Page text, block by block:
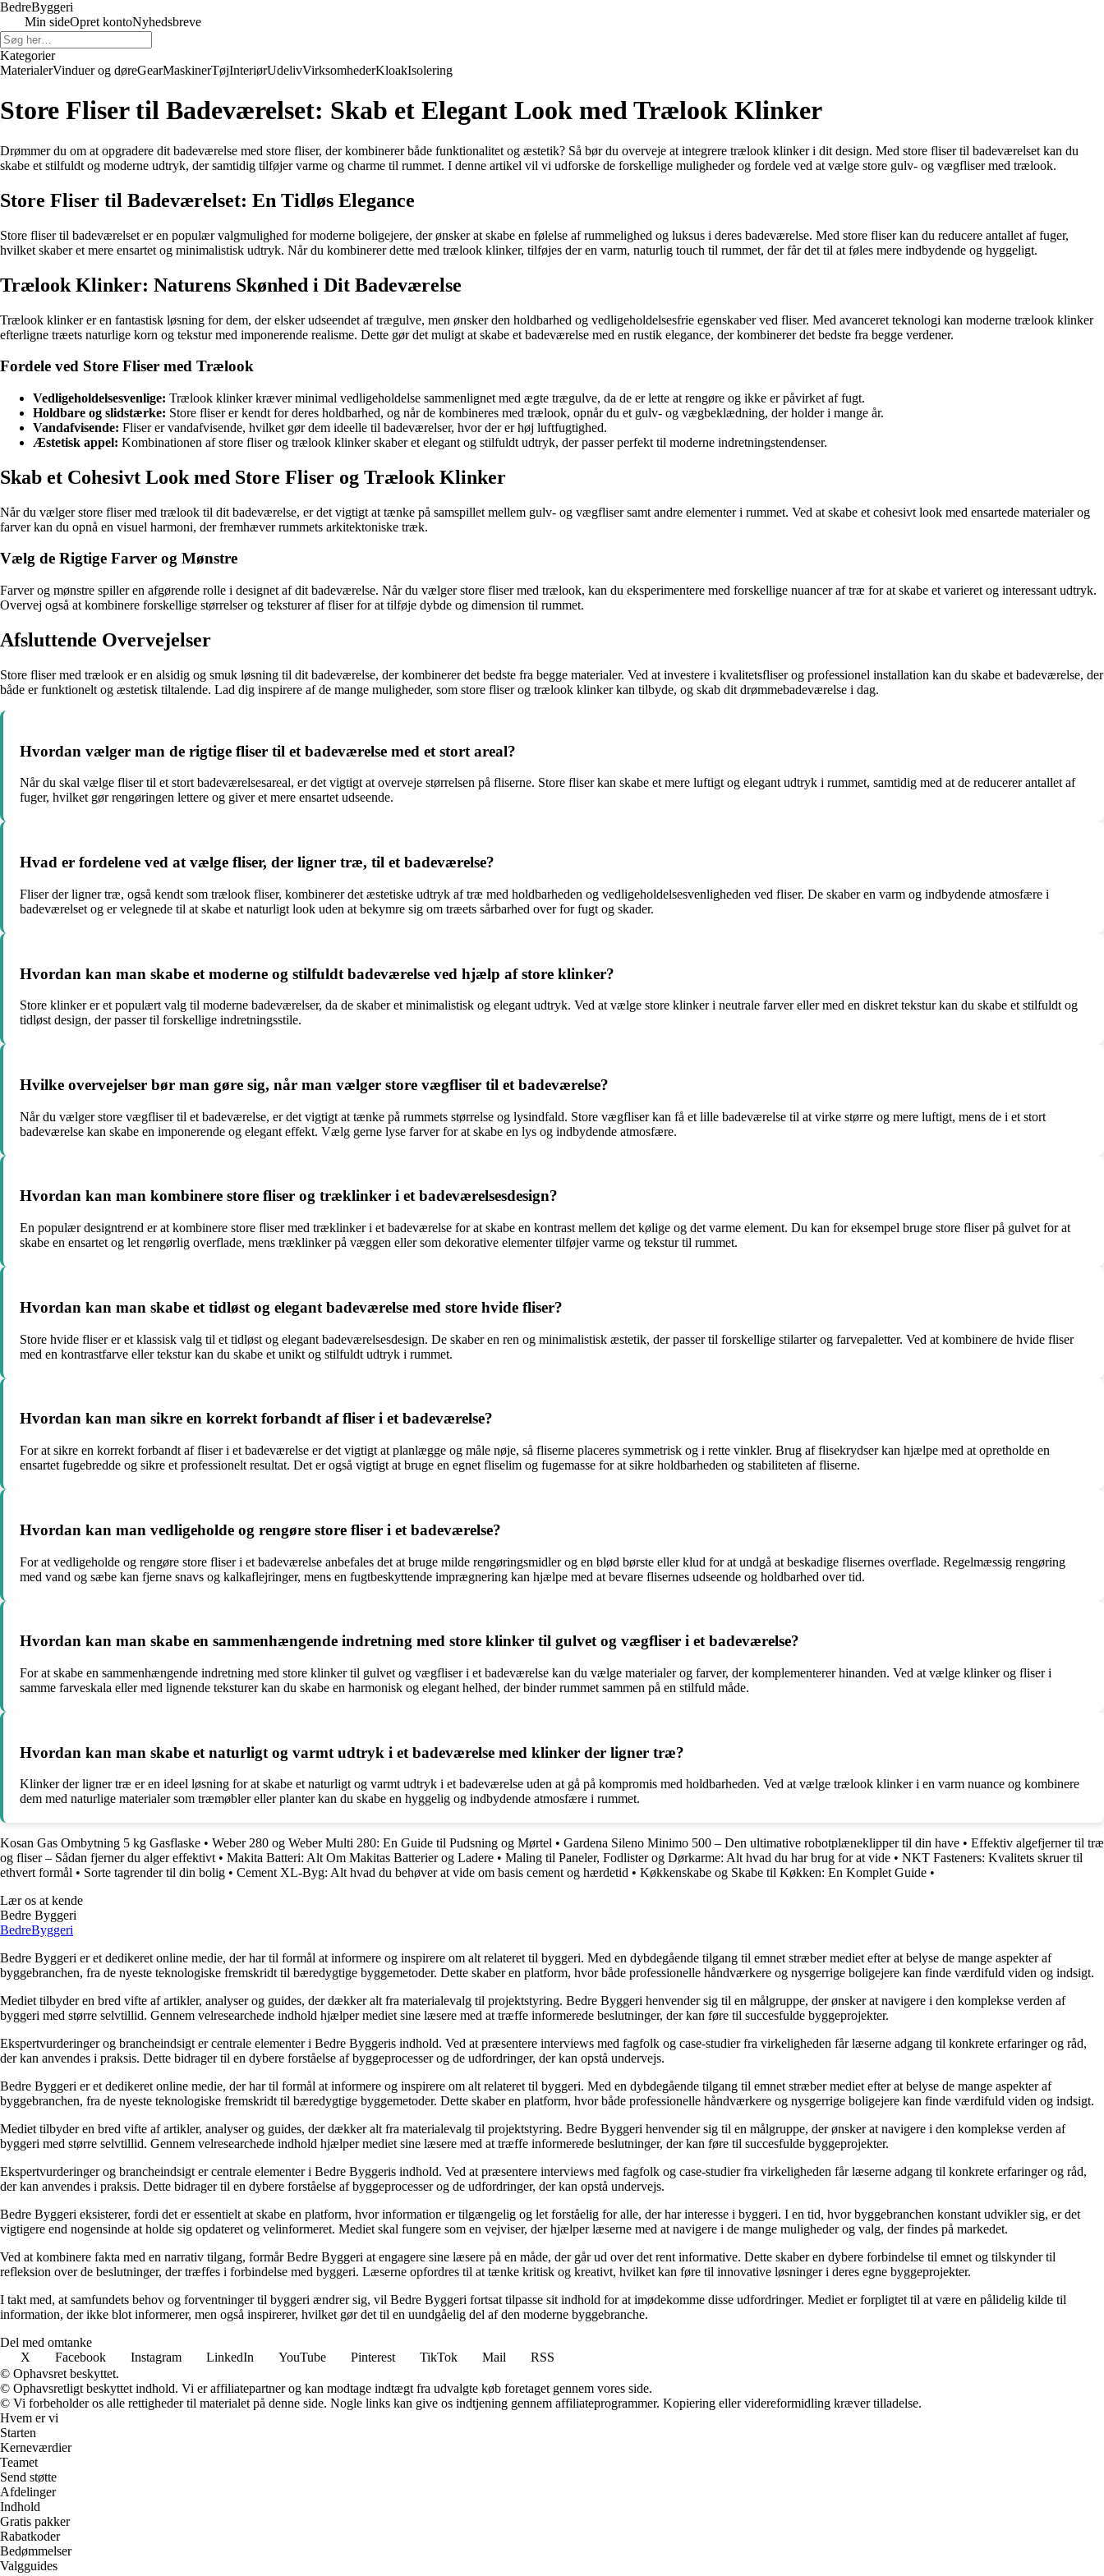
BedreByggeri
Min sideOpret kontoNyhedsbreve
Kategorier
MaterialerVinduer og døreGearMaskinerTøjInteriørUdelivVirksomhederKloakIsolering
Store Fliser til Badeværelset: Skab et Elegant Look med Trælook Klinker
Drømmer du om at opgradere dit badeværelse med store fliser, der kombinerer både funktionalitet og æstetik? Så bør du overveje at integrere trælook klinker i dit design. Med store fliser til badeværelset kan du
skabe et stilfuldt og moderne udtryk, der samtidig tilføjer varme og charme til rummet. I denne artikel vil vi udforske de forskellige muligheder og fordele ved at vælge store gulv- og vægfliser med trælook.
Store Fliser til Badeværelset: En Tidløs Elegance
Store fliser til badeværelset er en populær valgmulighed for moderne boligejere, der ønsker at skabe en følelse af rummelighed og luksus i deres badeværelse. Med store fliser kan du reducere antallet af fuger,
hvilket skaber et mere ensartet og minimalistisk udtryk. Når du kombinerer dette med trælook klinker, tilføjes der en varm, naturlig touch til rummet, der får det til at føles mere indbydende og hyggeligt.
Trælook Klinker: Naturens Skønhed i Dit Badeværelse
Trælook klinker er en fantastisk løsning for dem, der elsker udseendet af trægulve, men ønsker den holdbarhed og vedligeholdelsesfrie egenskaber ved fliser. Med avanceret teknologi kan moderne trælook klinker
efterligne træets naturlige korn og tekstur med imponerende realisme. Dette gør det muligt at skabe et badeværelse med en rustik elegance, der kombinerer det bedste fra begge verdener.
Fordele ved Store Fliser med Trælook
Vedligeholdelsesvenlige: Trælook klinker kræver minimal vedligeholdelse sammenlignet med ægte trægulve, da de er lette at rengøre og ikke er påvirket af fugt.
Holdbare og slidstærke: Store fliser er kendt for deres holdbarhed, og når de kombineres med trælook, opnår du et gulv- og vægbeklædning, der holder i mange år.
Vandafvisende: Fliser er vandafvisende, hvilket gør dem ideelle til badeværelser, hvor der er høj luftfugtighed.
Æstetisk appel: Kombinationen af store fliser og trælook klinker skaber et elegant og stilfuldt udtryk, der passer perfekt til moderne indretningstendenser.
Skab et Cohesivt Look med Store Fliser og Trælook Klinker
Når du vælger store fliser med trælook til dit badeværelse, er det vigtigt at tænke på samspillet mellem gulv- og vægfliser samt andre elementer i rummet. Ved at skabe et cohesivt look med ensartede materialer og
farver kan du opnå en visuel harmoni, der fremhæver rummets arkitektoniske træk.
Vælg de Rigtige Farver og Mønstre
Farver og mønstre spiller en afgørende rolle i designet af dit badeværelse. Når du vælger store fliser med trælook, kan du eksperimentere med forskellige nuancer af træ for at skabe et varieret og interessant udtryk.
Overvej også at kombinere forskellige størrelser og teksturer af fliser for at tilføje dybde og dimension til rummet.
Afsluttende Overvejelser
Store fliser med trælook er en alsidig og smuk løsning til dit badeværelse, der kombinerer det bedste fra begge materialer. Ved at investere i kvalitetsfliser og professionel installation kan du skabe et badeværelse, der
både er funktionelt og æstetisk tiltalende. Lad dig inspirere af de mange muligheder, som store fliser og trælook klinker kan tilbyde, og skab dit drømmebadeværelse i dag.
Hvordan vælger man de rigtige fliser til et badeværelse med et stort areal?
Når du skal vælge fliser til et stort badeværelsesareal, er det vigtigt at overveje størrelsen på fliserne. Store fliser kan skabe et mere luftigt og elegant udtryk i rummet, samtidig med at de reducerer antallet af
fuger, hvilket gør rengøringen lettere og giver et mere ensartet udseende.
Hvad er fordelene ved at vælge fliser, der ligner træ, til et badeværelse?
Fliser der ligner træ, også kendt som trælook fliser, kombinerer det æstetiske udtryk af træ med holdbarheden og vedligeholdelsesvenligheden ved fliser. De skaber en varm og indbydende atmosfære i
badeværelset og er velegnede til at skabe et naturligt look uden at bekymre sig om træets sårbarhed over for fugt og skader.
Hvordan kan man skabe et moderne og stilfuldt badeværelse ved hjælp af store klinker?
Store klinker er et populært valg til moderne badeværelser, da de skaber et minimalistisk og elegant udtryk. Ved at vælge store klinker i neutrale farver eller med en diskret tekstur kan du skabe et stilfuldt og
tidløst design, der passer til forskellige indretningsstile.
Hvilke overvejelser bør man gøre sig, når man vælger store vægfliser til et badeværelse?
Når du vælger store vægfliser til et badeværelse, er det vigtigt at tænke på rummets størrelse og lysindfald. Store vægfliser kan få et lille badeværelse til at virke større og mere luftigt, mens de i et stort
badeværelse kan skabe en imponerende og elegant effekt. Vælg gerne lyse farver for at skabe en lys og indbydende atmosfære.
Hvordan kan man kombinere store fliser og træklinker i et badeværelsesdesign?
En populær designtrend er at kombinere store fliser med træklinker i et badeværelse for at skabe en kontrast mellem det kølige og det varme element. Du kan for eksempel bruge store fliser på gulvet for at
skabe en ensartet og let rengørlig overflade, mens træklinker på væggen eller som dekorative elementer tilføjer varme og tekstur til rummet.
Hvordan kan man skabe et tidløst og elegant badeværelse med store hvide fliser?
Store hvide fliser er et klassisk valg til et tidløst og elegant badeværelsesdesign. De skaber en ren og minimalistisk æstetik, der passer til forskellige stilarter og farvepaletter. Ved at kombinere de hvide fliser
med en kontrastfarve eller tekstur kan du skabe et unikt og stilfuldt udtryk i rummet.
Hvordan kan man sikre en korrekt forbandt af fliser i et badeværelse?
For at sikre en korrekt forbandt af fliser i et badeværelse er det vigtigt at planlægge og måle nøje, så fliserne placeres symmetrisk og i rette vinkler. Brug af flisekrydser kan hjælpe med at opretholde en
ensartet fugebredde og sikre et professionelt resultat. Det er også vigtigt at bruge en egnet fliselim og fugemasse for at sikre holdbarheden og stabiliteten af fliserne.
Hvordan kan man vedligeholde og rengøre store fliser i et badeværelse?
For at vedligeholde og rengøre store fliser i et badeværelse anbefales det at bruge milde rengøringsmidler og en blød børste eller klud for at undgå at beskadige flisernes overflade. Regelmæssig rengøring
med vand og sæbe kan fjerne snavs og kalkaflejringer, mens en fugtbeskyttende imprægnering kan hjælpe med at bevare flisernes udseende og holdbarhed over tid.
Hvordan kan man skabe en sammenhængende indretning med store klinker til gulvet og vægfliser i et badeværelse?
For at skabe en sammenhængende indretning med store klinker til gulvet og vægfliser i et badeværelse kan du vælge materialer og farver, der komplementerer hinanden. Ved at vælge klinker og fliser i
samme farveskala eller med lignende teksturer kan du skabe en harmonisk og elegant helhed, der binder rummet sammen på en stilfuld måde.
Hvordan kan man skabe et naturligt og varmt udtryk i et badeværelse med klinker der ligner træ?
Klinker der ligner træ er en ideel løsning for at skabe et naturligt og varmt udtryk i et badeværelse uden at gå på kompromis med holdbarheden. Ved at vælge trælook klinker i en varm nuance og kombinere
dem med naturlige materialer som træmøbler eller planter kan du skabe en hyggelig og indbydende atmosfære i rummet.
Kosan Gas Ombytning 5 kg Gasflaske • Weber 280 og Weber Multi 280: En Guide til Pudsning og Mørtel • Gardena Sileno Minimo 500 – Den ultimative robotplæneklipper til din have • Effektiv algefjerner til træ
og fliser – Sådan fjerner du alger effektivt • Makita Batteri: Alt Om Makitas Batterier og Ladere • Maling til Paneler, Fodlister og Dørkarme: Alt hvad du har brug for at vide • NKT Fasteners: Kvalitets skruer til
ethvert formål • Sorte tagrender til din bolig • Cement XL-Byg: Alt hvad du behøver at vide om basis cement og hærdetid • Køkkenskabe og Skabe til Køkken: En Komplet Guide •
Lær os at kende
Bedre Byggeri
BedreByggeri
Bedre Byggeri er et dedikeret online medie, der har til formål at informere og inspirere om alt relateret til byggeri. Med en dybdegående tilgang til emnet stræber mediet efter at belyse de mange aspekter af
byggebranchen, fra de nyeste teknologiske fremskridt til bæredygtige byggemetoder. Dette skaber en platform, hvor både professionelle håndværkere og nysgerrige boligejere kan finde værdifuld viden og indsigt.
Mediet tilbyder en bred vifte af artikler, analyser og guides, der dækker alt fra materialevalg til projektstyring. Bedre Byggeri henvender sig til en målgruppe, der ønsker at navigere i den komplekse verden af
byggeri med større selvtillid. Gennem velresearchede indhold hjælper mediet sine læsere med at træffe informerede beslutninger, der kan føre til succesfulde byggeprojekter.
Ekspertvurderinger og brancheindsigt er centrale elementer i Bedre Byggeris indhold. Ved at præsentere interviews med fagfolk og case-studier fra virkeligheden får læserne adgang til konkrete erfaringer og råd,
der kan anvendes i praksis. Dette bidrager til en dybere forståelse af byggeprocesser og de udfordringer, der kan opstå undervejs.
Bedre Byggeri er et dedikeret online medie, der har til formål at informere og inspirere om alt relateret til byggeri. Med en dybdegående tilgang til emnet stræber mediet efter at belyse de mange aspekter af
byggebranchen, fra de nyeste teknologiske fremskridt til bæredygtige byggemetoder. Dette skaber en platform, hvor både professionelle håndværkere og nysgerrige boligejere kan finde værdifuld viden og indsigt.
Mediet tilbyder en bred vifte af artikler, analyser og guides, der dækker alt fra materialevalg til projektstyring. Bedre Byggeri henvender sig til en målgruppe, der ønsker at navigere i den komplekse verden af
byggeri med større selvtillid. Gennem velresearchede indhold hjælper mediet sine læsere med at træffe informerede beslutninger, der kan føre til succesfulde byggeprojekter.
Ekspertvurderinger og brancheindsigt er centrale elementer i Bedre Byggeris indhold. Ved at præsentere interviews med fagfolk og case-studier fra virkeligheden får læserne adgang til konkrete erfaringer og råd,
der kan anvendes i praksis. Dette bidrager til en dybere forståelse af byggeprocesser og de udfordringer, der kan opstå undervejs.
Bedre Byggeri eksisterer, fordi det er essentielt at skabe en platform, hvor information er tilgængelig og let forståelig for alle, der har interesse i byggeri. I en tid, hvor byggebranchen konstant udvikler sig, er det
vigtigere end nogensinde at holde sig opdateret og velinformeret. Mediet skal fungere som en vejviser, der hjælper læserne med at navigere i de mange muligheder og valg, der findes på markedet.
Ved at kombinere fakta med en narrativ tilgang, formår Bedre Byggeri at engagere sine læsere på en måde, der går ud over det rent informative. Dette skaber en dybere forbindelse til emnet og tilskynder til
refleksion over de beslutninger, der træffes i forbindelse med byggeri. Læserne opfordres til at tænke kritisk og kreativt, hvilket kan føre til innovative løsninger i deres egne byggeprojekter.
I takt med, at samfundets behov og forventninger til byggeri ændrer sig, vil Bedre Byggeri fortsat tilpasse sit indhold for at imødekomme disse udfordringer. Mediet er forpligtet til at være en pålidelig kilde til
information, der ikke blot informerer, men også inspirerer, hvilket gør det til en uundgåelig del af den moderne byggebranche.
Del med omtanke
X
Facebook Instagram LinkedIn YouTube Pinterest TikTok Mail
RSS
© Ophavsret beskyttet.
© Ophavsretligt beskyttet indhold. Vi er affiliatepartner og kan modtage indtægt fra udvalgte køb foretaget gennem vores side.
© Vi forbeholder os alle rettigheder til materialet på denne side. Nogle links kan give os indtjening gennem affiliateprogrammer. Kopiering eller videreformidling kræver tilladelse.
Hvem er vi
Starten
Kerneværdier
Teamet
Send støtte
Afdelinger
Indhold
Gratis pakker
Rabatkoder
Bedømmelser
Valgguides